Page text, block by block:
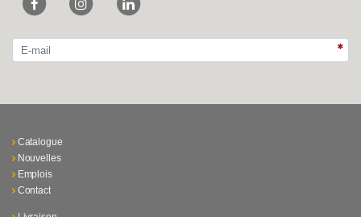
Catalogue
Nouvelles
Emplois
Contact